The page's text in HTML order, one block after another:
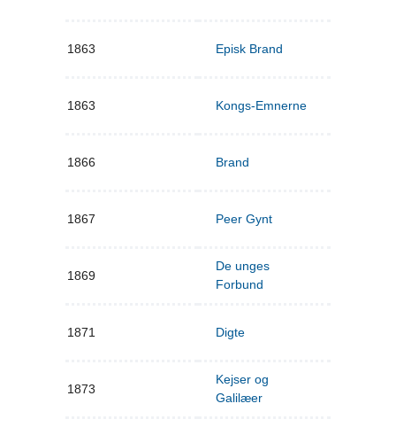
1863 Episk Brand
1863 Kongs-Emnerne
1866 Brand
1867 Peer Gynt
1869
De unges
Forbund
1871 Digte
1873
Kejser og
Galilæer